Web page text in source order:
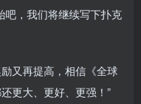
吧，我们将继续写下扑克
又再提高，相信《全球
更大、更好、更强！”